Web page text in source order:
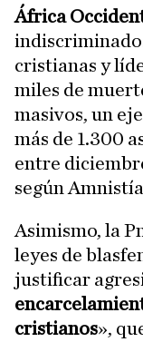
África
cristianas y
miles de
masivos, un
más de 1.300
entre
según
Asimismo, la
leyes de
justificar
cristianos»,